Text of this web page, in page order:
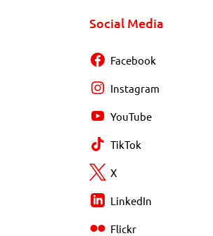
Social Media
Facebook
Instagram
YouTube
TikTok
X
LinkedIn
Flickr